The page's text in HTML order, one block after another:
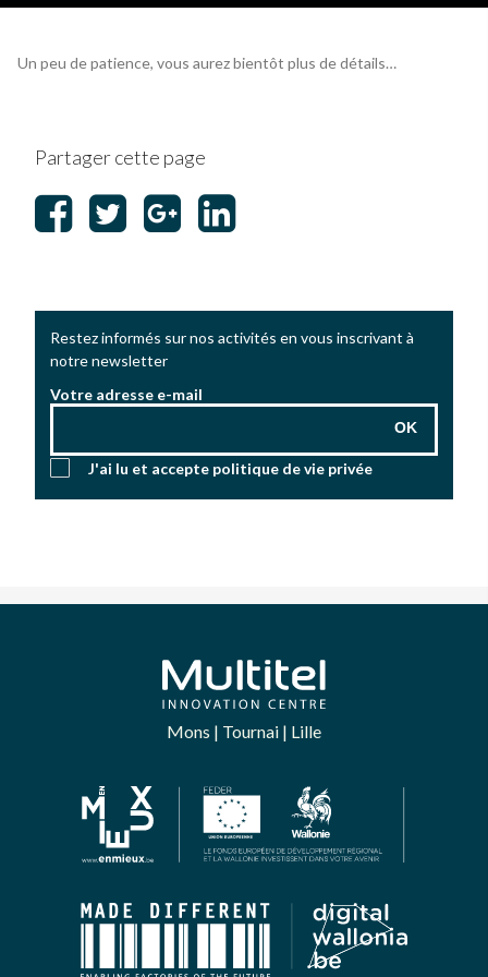
Un peu de patience, vous aurez bientôt plus de détails…
Partager cette page
Restez informés sur nos activités en vous inscrivant à
notre newsletter
Votre adresse e-mail
OK
J'ai lu et accepte politique de vie privée
Mons | Tournai | Lille